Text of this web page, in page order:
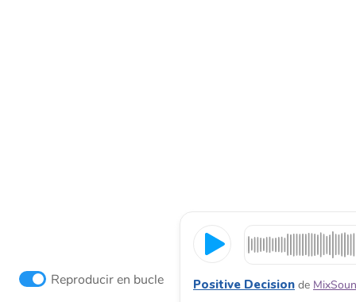
Reproducir en bucle Positive Decision de